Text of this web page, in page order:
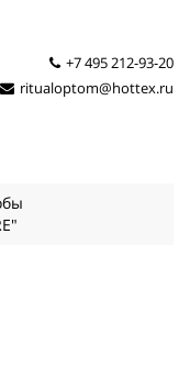
+7 495 212-93-20
ritualoptom@hottex.ru